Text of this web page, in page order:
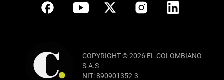
COPYRIGHT © 2026 EL COLOMBIANO
S.A.S
NIT: 890901352-3